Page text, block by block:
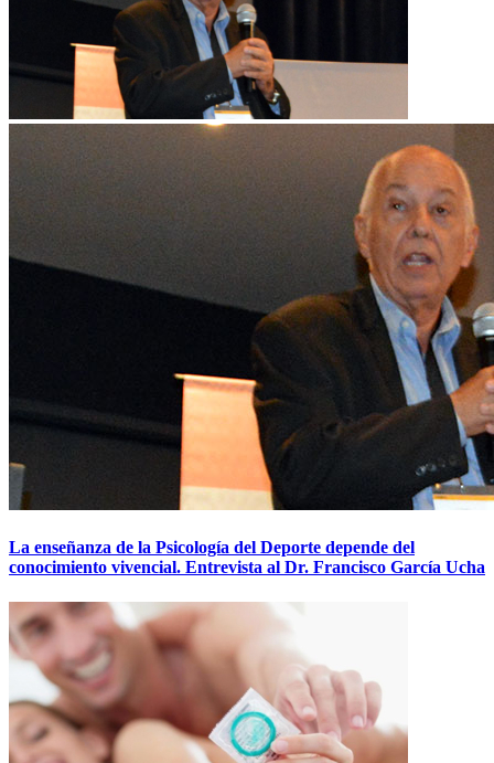
La enseñanza de la Psicología del Deporte depende del
conocimiento vivencial. Entrevista al Dr. Francisco García Ucha